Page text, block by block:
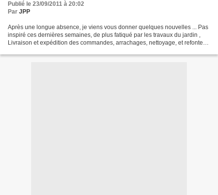
Publié le 23/09/2011 à 20:02
Par JPP
Après une longue absence, je viens vous donner quelques nouvelles ... Pas
inspiré ces dernières semaines, de plus fatiqué par les travaux du jardin ,
Livraison et expédition des commandes, arrachages, nettoyage, et refonte